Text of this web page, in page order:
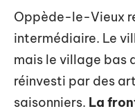
Oppède-le-Vieux
intermédiaire. Le
mais le village bas
réinvesti par des
saisonniers. La